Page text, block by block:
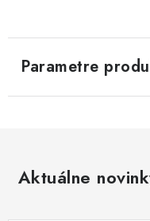
Parametre
Aktuálne